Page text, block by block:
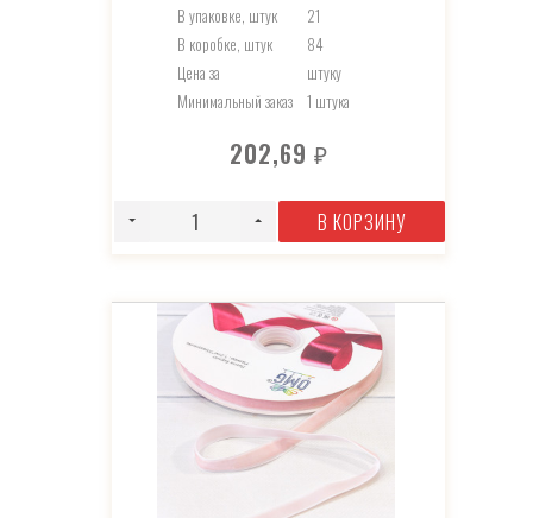
В упаковке, штук
21
В коробке, штук
84
Цена за
штуку
Минимальный заказ
1 штука
202,69 ₽
В КОРЗИНУ